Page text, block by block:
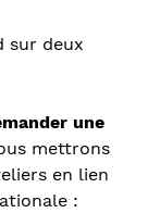
sur deux
une
mettrons
en lien
: